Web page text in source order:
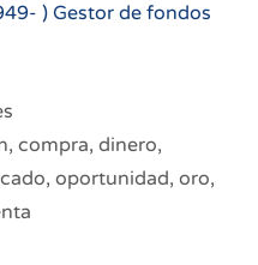
) Gestor de fondos
, compra, dinero,
, oportunidad, oro,